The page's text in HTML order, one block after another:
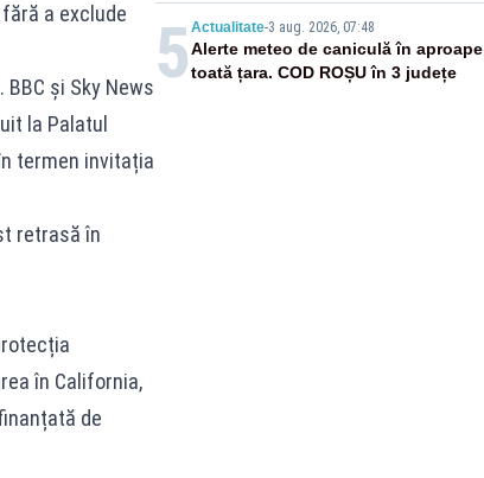
a exclude
și Sky News
la Palatul
termen invitația
retrasă în
în California,
de
5 Actualitate-3 aug. 2026, 07:48
Alerte meteo de caniculă în aproape
toată țara. COD ROȘU în 3 județe